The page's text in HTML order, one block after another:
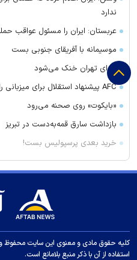
ندارد
عربستان: ایران را مسئول عواقب
موسیمانه با آفریقای جنوبی بست
هوای تهران خنک می‌شود
AFC پیشنهاد استقلال برای میزبانی را نپذیرفت
«بایکوت» روی صحنه می‌رود
بازداشت سارق قمه‌به‌دست در تبریز
خرید بعدی پرسپولیس بست!
سخنگوی ارتش: نظم ایرانی حاکم
محل میزبانی استقلال و پرسپولیس
پیوس: توقع ما از تارتار قهرمانی است
سوسن پرور: دیگر «عاشق» حرفه‌ام
کلیه حقوق مادی و معنوی این سایت محفوظ و
استفاده از آن با ذکر منبع بلامانع است.